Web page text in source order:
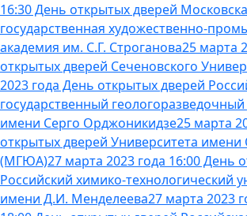
16:30 День открытых дверей
государственная художественно-
академия им. С.Г. Строганова25 марта
открытых дверей Сеченовского
2023 года День открытых дверей
государственный
имени Серго Орджоникидзе25 марта
открытых дверей Университета имени
(МГЮА)27 марта 2023 года 16:00 День
Российский химико-технологический
имени Д.И. Менделеева27 марта 2023